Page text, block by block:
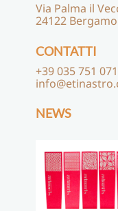
Via Palma il
24122
CONTATTI
+39 035 751 071
NEWS